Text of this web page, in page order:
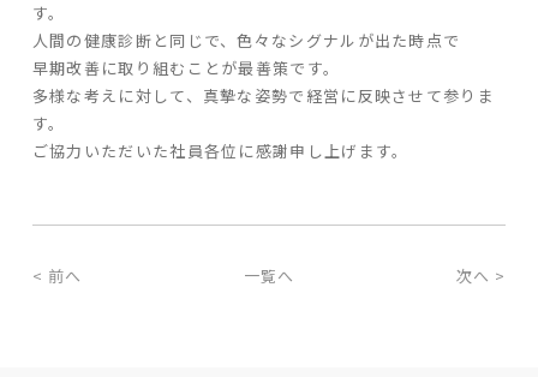
よくあるご質問
企業情報
採用情報
暮らしの器
す。
人間の健康診断と同じで、色々なシグナルが出た時点で
早期改善に取り組むことが最善策です。
多様な考えに対して、真摯な姿勢で経営に反映させて参りま
す。
ご協力いただいた社員各位に感謝申し上げます。
< 前へ 一覧へ 次へ >